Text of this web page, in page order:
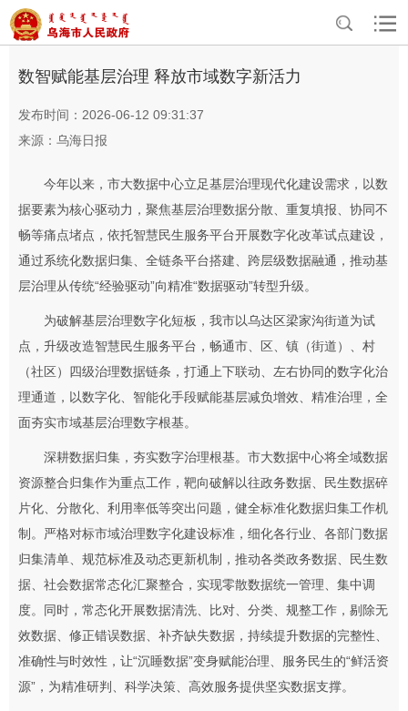
首页>资讯中心 > 部门动态
数智赋能基层治理 释放市域数字新活力
发布时间：2026-06-12 09:31:37
来源：乌海日报
今年以来，市大数据中心立足基层治理现代化建设需求，以数
据要素为核心驱动力，聚焦基层治理数据分散、重复填报、协同不
畅等痛点堵点，依托智慧民生服务平台开展数字化改革试点建设，
通过系统化数据归集、全链条平台搭建、跨层级数据融通，推动基
层治理从传统“经验驱动”向精准“数据驱动”转型升级。
为破解基层治理数字化短板，我市以乌达区梁家沟街道为试
点，升级改造智慧民生服务平台，畅通市、区、镇（街道）、村
（社区）四级治理数据链条，打通上下联动、左右协同的数字化治
理通道，以数字化、智能化手段赋能基层减负增效、精准治理，全
面夯实市域基层治理数字根基。
深耕数据归集，夯实数字治理根基。市大数据中心将全域数据
资源整合归集作为重点工作，靶向破解以往政务数据、民生数据碎
片化、分散化、利用率低等突出问题，健全标准化数据归集工作机
制。严格对标市域治理数字化建设标准，细化各行业、各部门数据
归集清单、规范标准及动态更新机制，推动各类政务数据、民生数
据、社会数据常态化汇聚整合，实现零散数据统一管理、集中调
度。同时，常态化开展数据清洗、比对、分类、规整工作，剔除无
效数据、修正错误数据、补齐缺失数据，持续提升数据的完整性、
准确性与时效性，让“沉睡数据”变身赋能治理、服务民生的“鲜活资
源”，为精准研判、科学决策、高效服务提供坚实数据支撑。